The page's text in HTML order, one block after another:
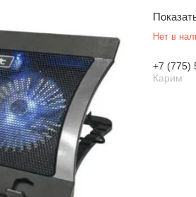
Нет в
+7 (775)
Карим